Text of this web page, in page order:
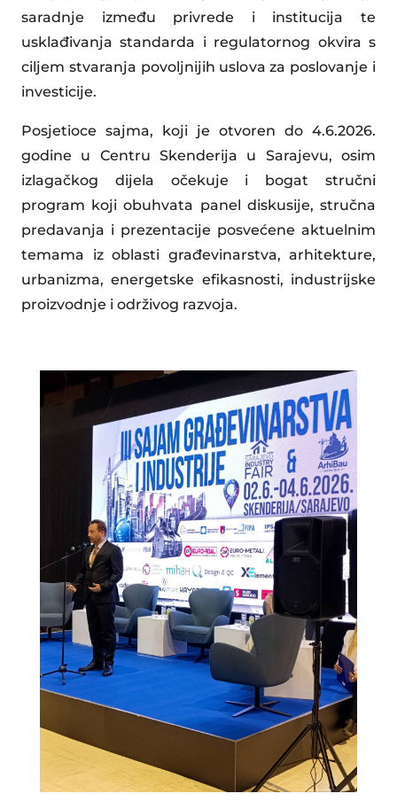
saradnje između privrede i institucija te
usklađivanja standarda i regulatornog okvira s
ciljem stvaranja povoljnijih uslova za poslovanje i
investicije.
Posjetioce sajma, koji je otvoren do 4.6.2026.
godine u Centru Skenderija u Sarajevu, osim
izlagačkog dijela očekuje i bogat stručni
program koji obuhvata panel diskusije, stručna
predavanja i prezentacije posvećene aktuelnim
temama iz oblasti građevinarstva, arhitekture,
urbanizma, energetske efikasnosti, industrijske
proizvodnje i održivog razvoja.